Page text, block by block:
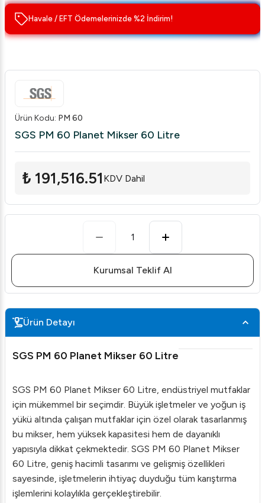
Havale / EFT Ödemelerinizde %2 İndirim!
Ürün Kodu: PM 60
SGS PM 60 Planet Mikser 60 Litre
₺ 191,516.51 KDV Dahil
1
Kurumsal Teklif Al
Ürün Detayı
SGS PM 60 Planet Mikser 60 Litre
SGS PM 60 Planet Mikser 60 Litre, endüstriyel mutfaklar
için mükemmel bir seçimdir. Büyük işletmeler ve yoğun iş
yükü altında çalışan mutfaklar için özel olarak tasarlanmış
bu mikser, hem yüksek kapasitesi hem de dayanıklı
yapısıyla dikkat çekmektedir. SGS PM 60 Planet Mikser
60 Litre, geniş hacimli tasarımı ve gelişmiş özellikleri
sayesinde, işletmelerin ihtiyaç duyduğu tüm karıştırma
işlemlerini kolaylıkla gerçekleştirebilir.